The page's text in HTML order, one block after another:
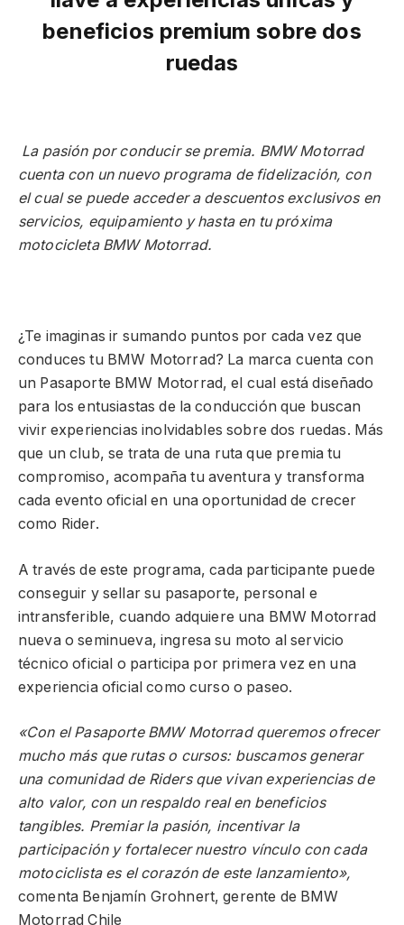
beneficios premium sobre dos
ruedas
La pasión por conducir se premia. BMW Motorrad
cuenta con un nuevo programa de fidelización, con
el cual se puede acceder a descuentos exclusivos en
servicios, equipamiento y hasta en tu próxima
motocicleta BMW Motorrad.
¿Te imaginas ir sumando puntos por cada vez que
conduces tu BMW Motorrad? La marca cuenta con
un Pasaporte BMW Motorrad, el cual está diseñado
para los entusiastas de la conducción que buscan
vivir experiencias inolvidables sobre dos ruedas. Más
que un club, se trata de una ruta que premia tu
compromiso, acompaña tu aventura y transforma
cada evento oficial en una oportunidad de crecer
como Rider.
A través de este programa, cada participante puede
conseguir y sellar su pasaporte, personal e
intransferible, cuando adquiere una BMW Motorrad
nueva o seminueva, ingresa su moto al servicio
técnico oficial o participa por primera vez en una
experiencia oficial como curso o paseo.
«Con el Pasaporte BMW Motorrad queremos ofrecer
mucho más que rutas o cursos: buscamos generar
una comunidad de Riders que vivan experiencias de
alto valor, con un respaldo real en beneficios
tangibles. Premiar la pasión, incentivar la
participación y fortalecer nuestro vínculo con cada
motociclista es el corazón de este lanzamiento»,
comenta Benjamín Grohnert, gerente de BMW
Motorrad Chile